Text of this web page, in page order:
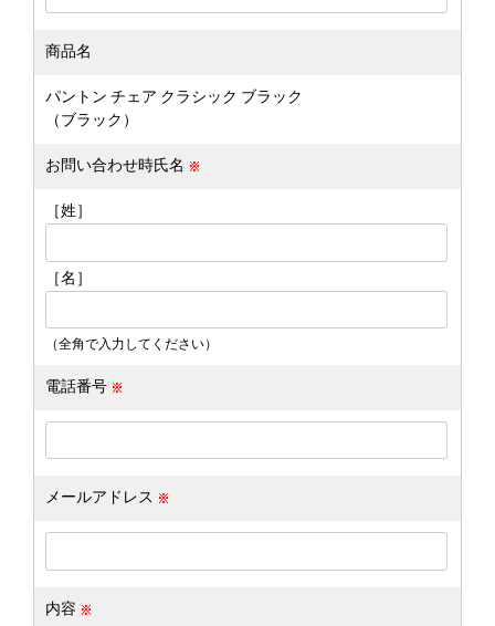
商品名
パントン チェア クラシック ブラック
（ブラック）
お問い合わせ時氏名
［姓］
［名］
（全角で入力してください）
電話番号
メールアドレス
内容